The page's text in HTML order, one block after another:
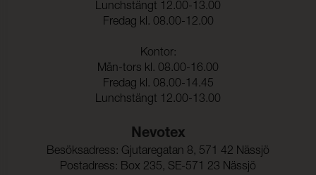
Lunchstängt 12.00-13.00
Fredag kl. 08.00-12.00
Kontor:
Mån-tors kl. 08.00-16.00
Fredag kl. 08.00-14.45
Lunchstängt 12.00-13.00
Nevotex
Besöksadress: Gjutaregatan 8, 571 42 Nässjö
Postadress: Box 235, SE-571 23 Nässjö